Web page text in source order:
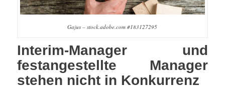
Gajus – stock.adobe.com #183127295
Interim-Manager und
festangestellte Manager
stehen nicht in Konkurrenz